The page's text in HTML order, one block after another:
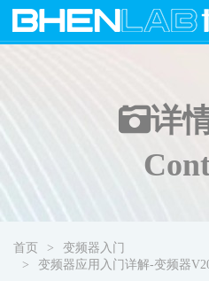
详
首页
变频器入门
变频器应用入门详解-变频器